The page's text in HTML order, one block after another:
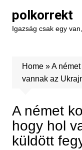
content
polkorrekt
Igazság csak egy
Home»A
vannak az
A német
hogy hol
küldött